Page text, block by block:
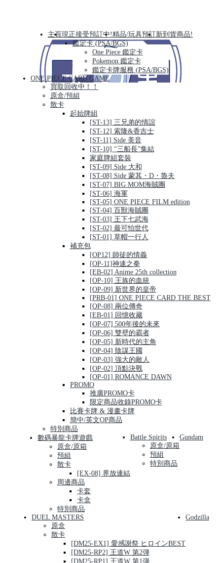
主頁現正接受預訂中!精品/玩具預訂新到貨商品!
鑑定卡 (PSA/BGS)
One Piece 鑑定卡
Pokemon 鑑定卡
鑑定卡牌服務 (PSA/BGS)
ONE PIECE CARD GAME
買取回收中！！
原盒/預組
散卡
起始牌組
[ST-13] 三兄弟的情誼
[ST-12] 索隆&香吉士
[ST-11] Side 美音
[ST-10] “三船長”集結
家庭牌組套裝
[ST-09] Side 大和
[ST-08] Side 蒙其・D・魯夫
[ST-07] BIG MOM海賊團
[ST-06] 海軍
[ST-05] ONE PIECE FILM edition
[ST-04] 百獸海賊團
[ST-03] 王下七武海
[ST-02] 最可怕世代
[ST-01] 草帽一行人
補充包
[OP12] 師徒的情義
[OP-11]神速之拳
[EB-02] Anime 25th collection
[OP-10] 王族的血統
[OP-09] 新世界的皇帝
[PRB-01] ONE PIECE CARD THE BEST
[OP-08] 兩位傳奇
[EB-01] 回憶收藏
[OP-07] 500年後的未來
[OP-06] 雙壁的霸者
[OP-05] 新時代的主角
[OP-04] 陰謀王國
[OP-03] 強大的敵人
[OP-02] 頂點決戰
[OP-01] ROMANCE DAWN
PROMO
推廣PROMO卡
限定商品收錄PROMO卡
比賽卡牌 & 漫畫卡牌
簡中/英文OP商品
特別商品
數碼暴龍卡牌遊戲
原盒/原箱
預組
散卡
[EX-08] 界放連結
周邊商品
卡套
卡盒
特別商品
Battle Spirits
原盒/原箱
預組
特別商品
Gundam
DUEL MASTERS
原盒
散卡
[DM25-EX1] 愛感謝祭 ヒロインBEST
[DM25-RP2] 王道W 第2弾
[DM25-RP1] 王道W 第1弾
Godzilla